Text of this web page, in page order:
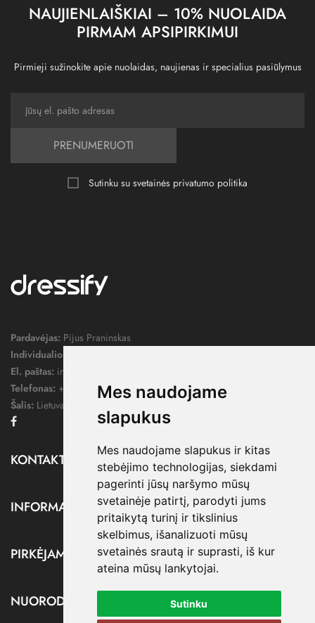
Mes naudojame
slapukus
Mes naudojame slapukus ir kitas
stebėjimo technologijas, siekdami
pagerinti jūsų naršymo mūsų
svetainėje patirtį, parodyti jums
pritaikytą turinį ir tikslinius
skelbimus, išanalizuoti mūsų
svetainės srautą ir suprasti, iš kur
ateina mūsų lankytojai.
Sutinku
NAUJIENLAIŠKIAI – 10% NUOLAIDA
PIRMAM APSIPIRKIMUI
Pirmieji sužinokite apie nuolaidas, naujienas ir specialius pasiūlymus
PRENUMERUOTI
Sutinku su svetainės privatumo politika
Pardavėjas: Pijus Praninskas
Individualios veiklos pažymos nr.:
El. paštas: info@dressify.lt
Telefonas: +370 676 78578
Šalis: Lietuva
KONTAKTAI
INFORMACIJA
PIRKĖJAMS
NUORODOS